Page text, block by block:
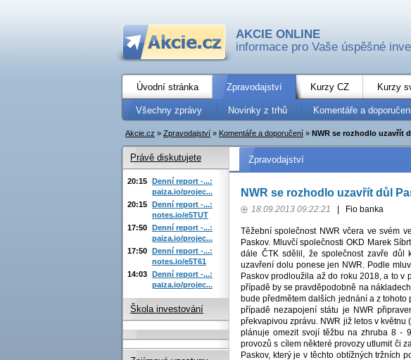
AKCIE ONLINE
informace pro Vaše úspěšné
Úvodní stránka Zpravodajství Kurzy CZ Kurzy
Všechny zprávy Novinky z trhů Komentáře a
Akcie.cz » Zpravodajství » Komentáře a doporučení » NWR se rozhodlo uzavřít
Zpravodajství
NWR se rozhodlo uzavřít důl
18.09.2013 09:22:21 Fio banka
Těžební společnost NWR včera ve svém
Paskov. Mluvčí společnosti OKD Marek
dále ČTK sdělil, že společnost zavře
uzavření dolu ponese jen NWR. Podle
Paskov prodloužila až do roku 2018, a to v
případě by se pravděpodobně na
bude předmětem dalších jednání a z
případě nezapojení státu je NWR
překvapivou zprávu. NWR již letos v
plánuje omezit svojí těžbu na zhruba 8 -
provozů s cílem některé provozy utlumit či
Paskov, který je v těchto obtížných tržních
Právě diskutujete
20:15 Denní report -...:
paiza.io/projec...
20:15 Denní report -...:
notes.io/e5TUT
17:50 Denní report -...:
paiza.io/projec...
17:50 Denní report -...:
notes.io/e5T61
14:03 Denní report -...:
paiza.io/projec...
Škola investování